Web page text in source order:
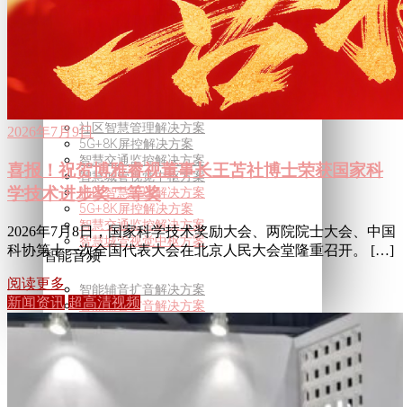
监控视频智能压缩解决方案
智能安防视频监控解决方案
监控视频异常行为预警方案
视频资源整合调度解决方案
视频监控安全防护能力管控方案
智慧城市
社区智慧管理解决方案
5G+8K屏控解决方案
智慧交通监控解决方案
智慧城管视觉中枢方案
社区智慧管理解决方案
5G+8K屏控解决方案
智慧交通监控解决方案
智慧城管视觉中枢方案
智能音频
智能辅音扩音解决方案
智能辅音扩音解决方案
行业动态
视觉智算
超高清视频
2026年7月9日
喜报！祝贺博雅睿视董事长王苫社博士荣获国家科
学技术进步奖二等奖
2026年7月8日，国家科学技术奖励大会、两院院士大会、中国
科协第十一次全国代表大会在北京人民大会堂隆重召开。 […]
阅读更多
新闻资讯 超高清视频